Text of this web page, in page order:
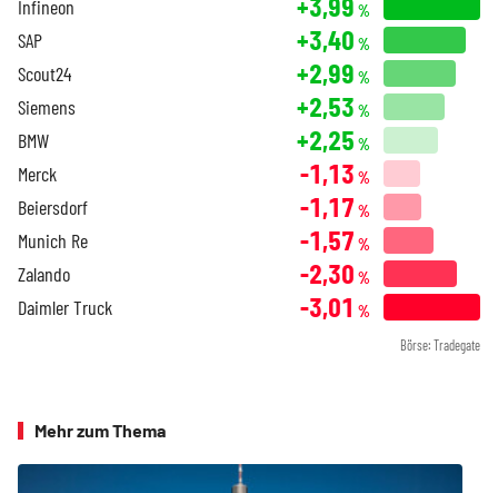
Infineon %
SAP +3,40 %
Scout24 +2,99 %
Siemens +2,53 %
BMW +2,25 %
Merck -1,13 %
Beiersdorf -1,17 %
Munich Re -1,57 %
Zalando -2,30 %
Daimler Truck -3,01 %
Börse: Tradegate
Mehr zum Thema